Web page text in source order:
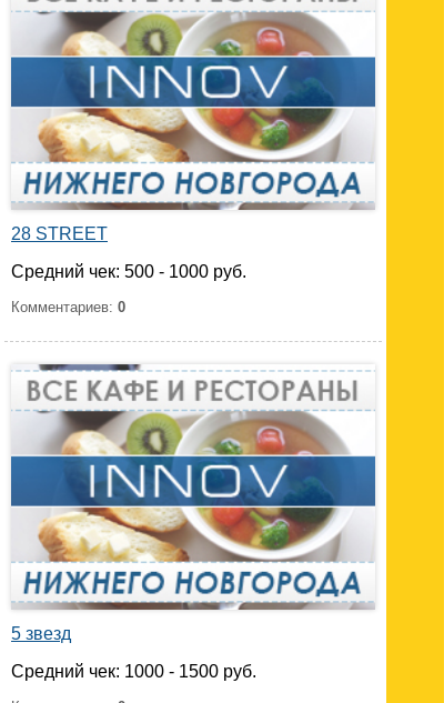
28 STREET
Средний чек: 500 - 1000 руб.
Комментариев: 0
5 звезд
Средний чек: 1000 - 1500 руб.